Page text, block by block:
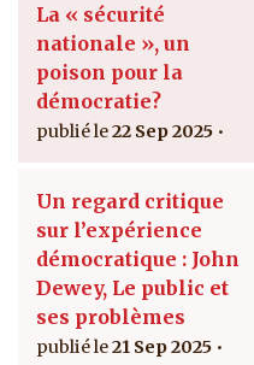
La « sécurité
nationale », un
poison pour la
démocratie?
22 Sep 2025
Un regard critique
sur l’expérience
démocratique : John
Dewey, Le public et
ses problèmes
21 Sep 2025